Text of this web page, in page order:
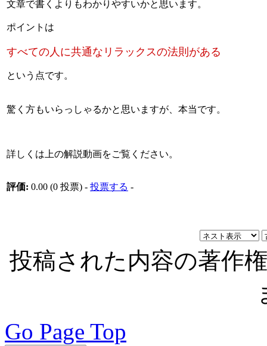
文章で書くよりもわかりやすいかと思います。
ポイントは
すべての人に共通なリラックスの法則がある
という点です。
驚く方もいらっしゃるかと思いますが、本当です。
詳しくは上の解説動画をご覧ください。
評価: 0.00 (0 投票) - 投票する -
投稿された内容の著作
Go Page Top